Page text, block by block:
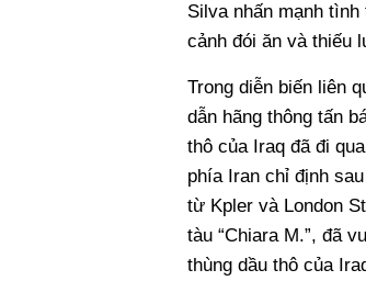
Silva nhấn mạnh
cảnh đói ăn và thiếu
Trong diễn biến liên
dẫn hãng thông tấn
thô của Iraq đã đi
phía Iran chỉ định
từ Kpler và London
tàu “Chiara M.”, đã
thùng dầu thô của